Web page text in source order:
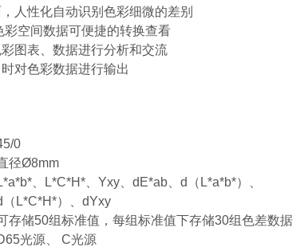
人性化自动识别色彩细微的差别
彩空间数据可便捷的转换查看
图表、数据进行分析和交流
对色彩数据进行输出
0
径Ø8mm
、L*C*H*、Yxy、dE*ab、d（L*a*b*）、
（L*C*H*）、dYxy
存储50组标准值，每组标准值下存储30组色差数据
光源、 C光源